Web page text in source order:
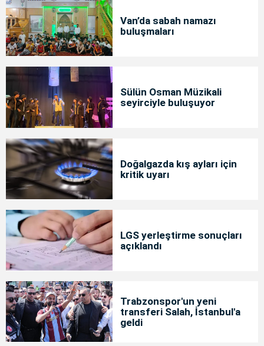
Van’da sabah namazı
buluşmaları
Sülün Osman Müzikali
seyirciyle buluşuyor
Doğalgazda kış ayları için
kritik uyarı
LGS yerleştirme sonuçları
açıklandı
Trabzonspor'un yeni
transferi Salah, İstanbul'a
geldi